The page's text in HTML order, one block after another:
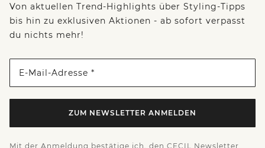
Von aktuellen Trend-Highlights über Styling-Tipps
bis hin zu exklusiven Aktionen - ab sofort verpasst
du nichts mehr!
E-Mail-Adresse *
ZUM NEWSLETTER ANMELDEN
Mit der Anmeldung bestätige ich, den CECIL Newsletter